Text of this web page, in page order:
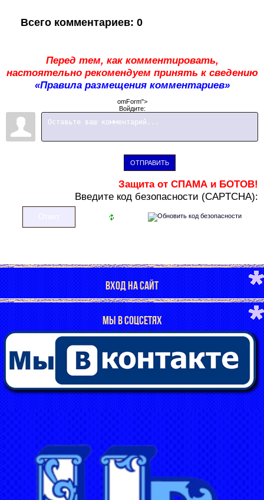
Всего комментариев: 0
Перед тем, как комментировать,
настоятельно рекомендуем принять к сведению
«Правила размещения комментариев»
omForm">
Войдите:
ОТПРАВИТЬ
Защита от СПАМА и БОТОВ!
Введите код безопасности (CAPTCHA):
ВХОД НА САЙТ
МЫ В СОЦСЕТЯХ